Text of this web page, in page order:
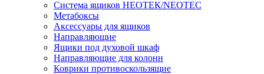
Система ящиков НЕОТЕК/NEOTEC
Метабоксы
Аксессуары для ящиков
Направляющие
Ящики под духовой шкаф
Направляющие для колонн
Коврики противоскользящие